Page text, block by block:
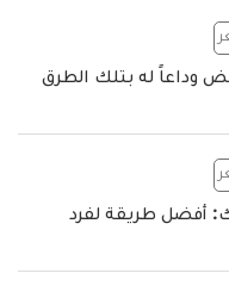
وداعاً له بتلك الطرق
أفضل طريقة لفرد